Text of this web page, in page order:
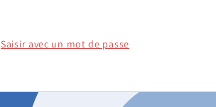
Saisir avec un mot de passe